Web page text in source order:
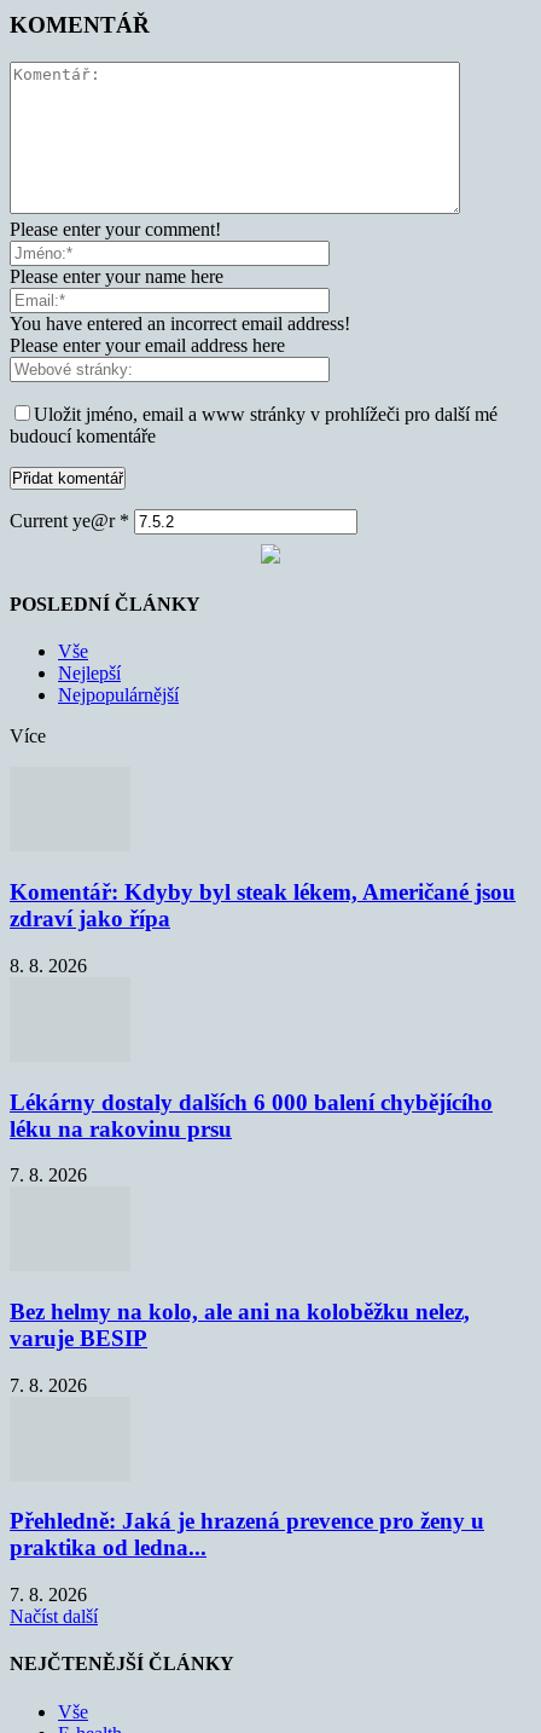
KOMENTÁŘ
Please enter your comment!
Please enter your name here
You have entered an incorrect email address!
Please enter your email address here
Uložit jméno, email a www stránky v prohlížeči pro další mé
budoucí komentáře
Current ye@r *
POSLEDNÍ ČLÁNKY
Vše
Nejlepší
Nejpopulárnější
Více
Komentář: Kdyby byl steak lékem, Američané jsou
zdraví jako řípa
8. 8. 2026
Lékárny dostaly dalších 6 000 balení chybějícího
léku na rakovinu prsu
7. 8. 2026
Bez helmy na kolo, ale ani na koloběžku nelez,
varuje BESIP
7. 8. 2026
Přehledně: Jaká je hrazená prevence pro ženy u
praktika od ledna...
7. 8. 2026
Načíst další
NEJČTENĚJŠÍ ČLÁNKY
Vše